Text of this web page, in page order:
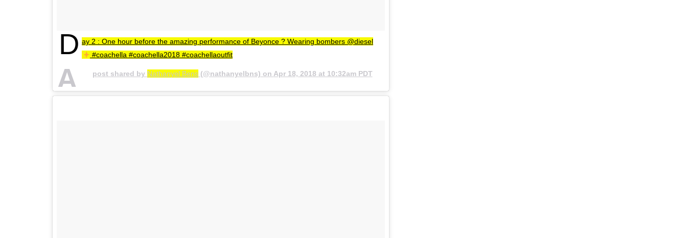
D ay 2 : One hour before the amazing performance of Beyonce ? Wearing bombers @diesel
#coachella #coachella2018 #coachellaoutfit
A post shared by Nathanyel Bens(@nathanyelbns) on Apr 18, 2018 at 10:32am PDT